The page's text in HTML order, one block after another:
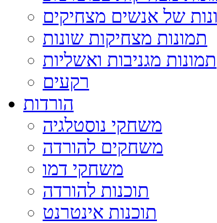
של אנשים מצחיקים
תמונות מצחיקות שונות
תמונות מגניבות ואשליות
רקעים
הורדות
משחקי נוסטלגיה
משחקים להורדה
משחקי דמו
תוכנות להורדה
תוכנות אינטרנט